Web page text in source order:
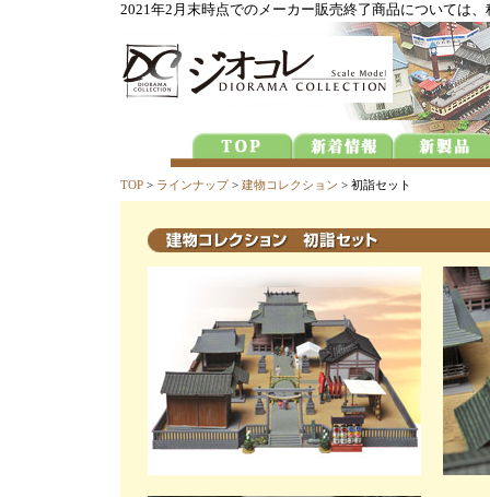
2021年2月末時点でのメーカー販売終了商品については
TOP > ラインナップ> 建物コレクション > 初詣セット